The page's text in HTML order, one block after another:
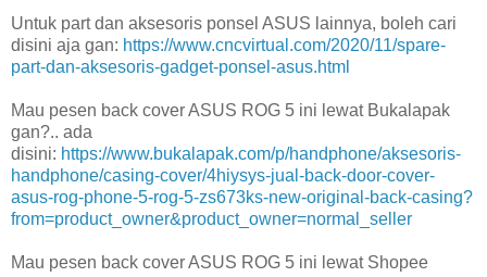
Untuk part dan aksesoris ponsel ASUS lainnya, boleh cari
disini aja gan: https://www.cncvirtual.com/2020/11/spare-
part-dan-aksesoris-gadget-ponsel-asus.html
Mau pesen back cover ASUS ROG 5 ini lewat Bukalapak
gan?.. ada
disini: https://www.bukalapak.com/p/handphone/aksesoris-
handphone/casing-cover/4hiysys-jual-back-door-cover-
asus-rog-phone-5-rog-5-zs673ks-new-original-back-casing?
from=product_owner&product_owner=normal_seller
Mau pesen back cover ASUS ROG 5 ini lewat Shopee